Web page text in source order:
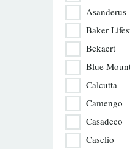
Asanderus
Baker
Bekaert
Blue
Calcutta
Camengo
Casadeco
Caselio